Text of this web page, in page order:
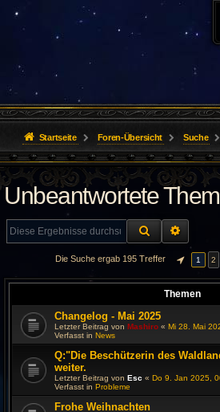
Startseite Foren-Übersicht Suche
Unbeantwortete
SUCHE
Die Suche ergab 195 Treffer SEITE
1 2
Themen
Changelog - Mai 2025
Letzter Beitrag von Mashiro « Mi 28. Mai
Verfasst in News
Q:"Die Beschützerin des
weiter.
Letzter Beitrag von Esc « Do 9. Jan 2025,
Verfasst in Probleme
Frohe Weihnachten